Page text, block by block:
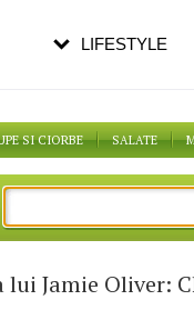
SI CIORBE SALATE
lui Jamie Oliver:
LIFESTYLE